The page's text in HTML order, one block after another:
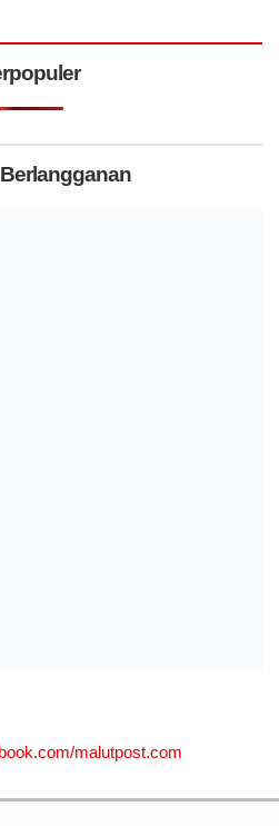
malutpost.com